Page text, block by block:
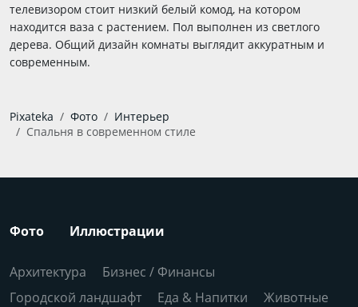
телевизором стоит низкий белый комод, на котором
находится ваза с растением. Пол выполнен из светлого
дерева. Общий дизайн комнаты выглядит аккуратным и
современным.
Pixateka Фото
Интерьер
Спальня в современном стиле
Фото Иллюстрации
Архитектура
Бизнес / Финансы
Городской ландшафт
Еда & Напитки
Животные